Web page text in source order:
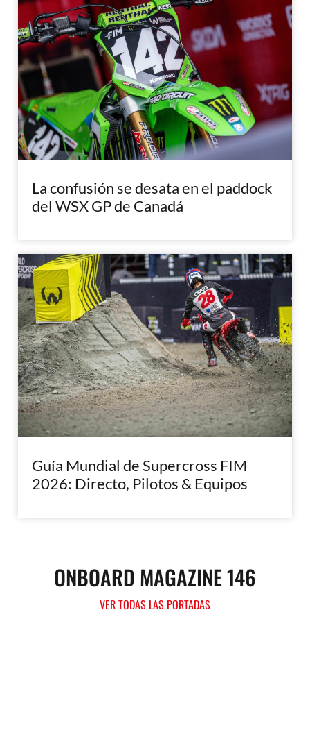
La confusión se desata en el paddock
del WSX GP de Canadá
Guía Mundial de Supercross FIM
2026: Directo, Pilotos & Equipos
ONBOARD MAGAZINE 146
VER TODAS LAS PORTADAS